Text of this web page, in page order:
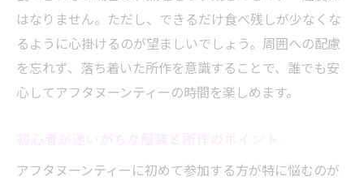
説
温かいものや冷たいものの優先順位を押さ
える
アフタヌーンティーの食べ方とお皿の使い
介
はなりません。ただし、できるだけ食べ残しが少なくな
るように心掛けるのが望ましいでしょう。周囲への配慮
を忘れず、落ち着いた所作を意識することで、誰でも安
心してアフタヌーンティーの時間を楽しめます。
アフタヌーンティーに初めて参加する方が特に悩むのが